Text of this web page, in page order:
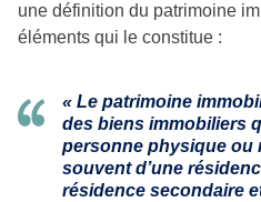
une définition du patrimoine
éléments qui le constitue :
« Le patrimoine
des biens immobiliers
personne physique ou
souvent d’une
résidence secondaire